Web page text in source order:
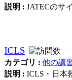
説明 : JATECのサ
ICLS
カテゴリ : 他の講
説明 : ICLS・日本